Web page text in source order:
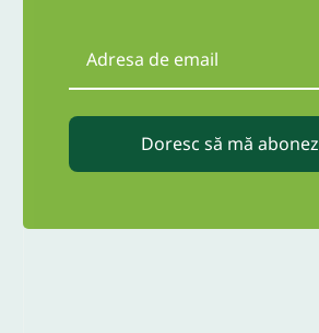
Doresc să mă abonez